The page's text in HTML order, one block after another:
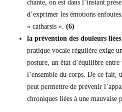
chante, on est dans l’instant
d’exprimer les émotions
« catharsis ». (6)
la prévention des douleurs
pratique vocale régulière exige
posture, un état d’équilibre
l’ensemble du corps. De ce fait,
peut permettre de prévenir
chroniques liées à une mauvaise